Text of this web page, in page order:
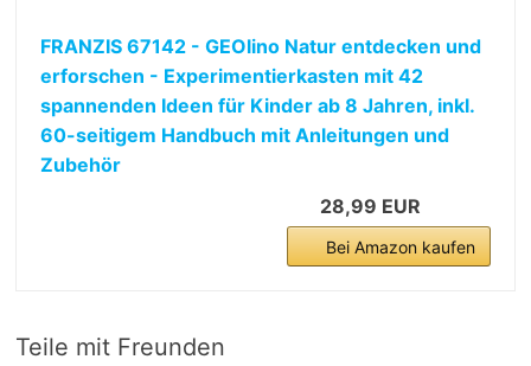
FRANZIS 67142 - GEOlino Natur entdecken und
erforschen - Experimentierkasten mit 42
spannenden Ideen für Kinder ab 8 Jahren, inkl.
60-seitigem Handbuch mit Anleitungen und
Zubehör
28,99 EUR
Bei Amazon kaufen
Teile mit Freunden